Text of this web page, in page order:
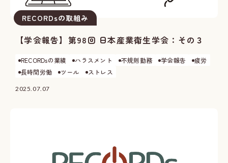
RECORDsの取組み
【学会報告】第98回 日本産業衛生学会：その３
RECORDsの業績 ハラスメント 不規則勤務 学会報告
疲労
長時間労働
ツール ストレス
2025.07.07